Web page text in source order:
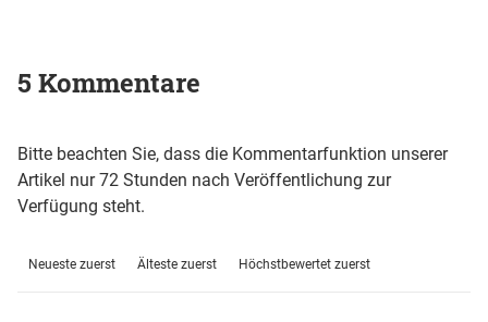
5 Kommentare
Bitte beachten Sie, dass die Kommentarfunktion unserer
Artikel nur 72 Stunden nach Veröffentlichung zur
Verfügung steht.
Neueste zuerst Älteste zuerst Höchstbewertet zuerst